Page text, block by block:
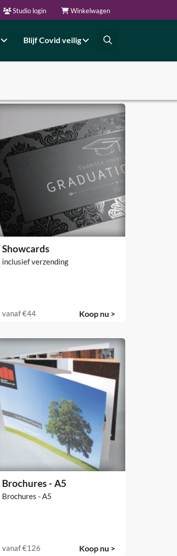
Winkelwagen
Studio login
Blijf Covid veilig
Showcards
inclusief verzending
vanaf€44 Koop nu >
Brochures - A5
Brochures - A5
vanaf€126 Koop nu >